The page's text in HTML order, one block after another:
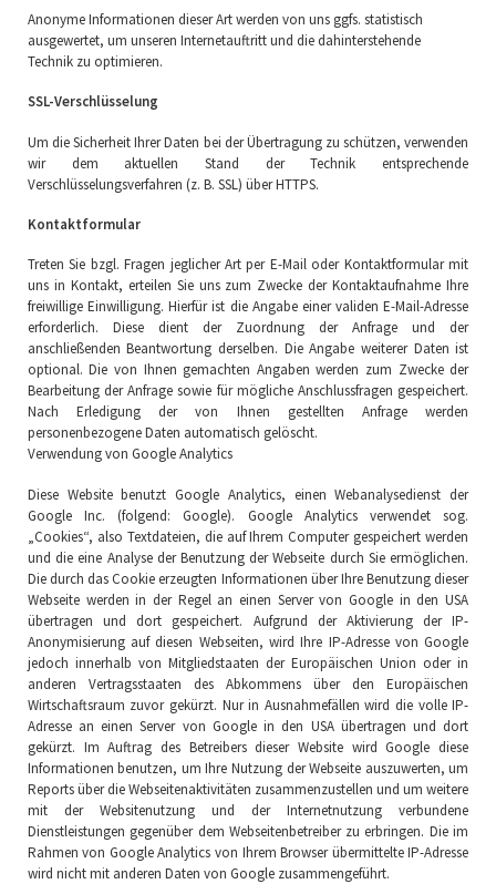
Anonyme Informationen dieser Art werden von uns ggfs. statistisch
ausgewertet, um unseren Internetauftritt und die dahinterstehende
Technik zu optimieren.
SSL-Verschlüsselung
Um die Sicherheit Ihrer Daten bei der Übertragung zu schützen, verwenden
wir dem aktuellen Stand der Technik entsprechende
Verschlüsselungsverfahren (z. B. SSL) über HTTPS.
Kontaktformular
Treten Sie bzgl. Fragen jeglicher Art per E-Mail oder Kontaktformular mit
uns in Kontakt, erteilen Sie uns zum Zwecke der Kontaktaufnahme Ihre
freiwillige Einwilligung. Hierfür ist die Angabe einer validen E-Mail-Adresse
erforderlich. Diese dient der Zuordnung der Anfrage und der
anschließenden Beantwortung derselben. Die Angabe weiterer Daten ist
optional. Die von Ihnen gemachten Angaben werden zum Zwecke der
Bearbeitung der Anfrage sowie für mögliche Anschlussfragen gespeichert.
Nach Erledigung der von Ihnen gestellten Anfrage werden
personenbezogene Daten automatisch gelöscht.
Verwendung von Google Analytics
Diese Website benutzt Google Analytics, einen Webanalysedienst der
Google Inc. (folgend: Google). Google Analytics verwendet sog.
„Cookies“, also Textdateien, die auf Ihrem Computer gespeichert werden
und die eine Analyse der Benutzung der Webseite durch Sie ermöglichen.
Die durch das Cookie erzeugten Informationen über Ihre Benutzung dieser
Webseite werden in der Regel an einen Server von Google in den USA
übertragen und dort gespeichert. Aufgrund der Aktivierung der IP-
Anonymisierung auf diesen Webseiten, wird Ihre IP-Adresse von Google
jedoch innerhalb von Mitgliedstaaten der Europäischen Union oder in
anderen Vertragsstaaten des Abkommens über den Europäischen
Wirtschaftsraum zuvor gekürzt. Nur in Ausnahmefällen wird die volle IP-
Adresse an einen Server von Google in den USA übertragen und dort
gekürzt. Im Auftrag des Betreibers dieser Website wird Google diese
Informationen benutzen, um Ihre Nutzung der Webseite auszuwerten, um
Reports über die Webseitenaktivitäten zusammenzustellen und um weitere
mit der Websitenutzung und der Internetnutzung verbundene
Dienstleistungen gegenüber dem Webseitenbetreiber zu erbringen. Die im
Rahmen von Google Analytics von Ihrem Browser übermittelte IP-Adresse
wird nicht mit anderen Daten von Google zusammengeführt.